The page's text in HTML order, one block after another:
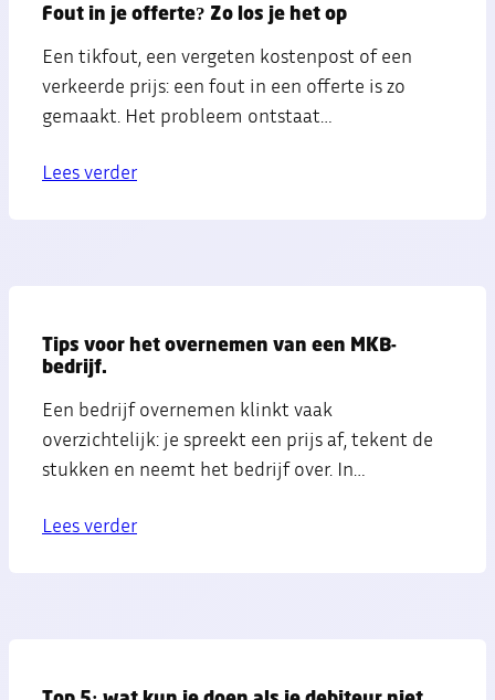
Fout in je offerte? Zo los je het op
Een tikfout, een vergeten kostenpost of een
verkeerde prijs: een fout in een offerte is zo
gemaakt. Het probleem ontstaat…
Lees verder
Tips voor het overnemen van een MKB-
bedrijf.
Een bedrijf overnemen klinkt vaak
overzichtelijk: je spreekt een prijs af, tekent de
stukken en neemt het bedrijf over. In…
Lees verder